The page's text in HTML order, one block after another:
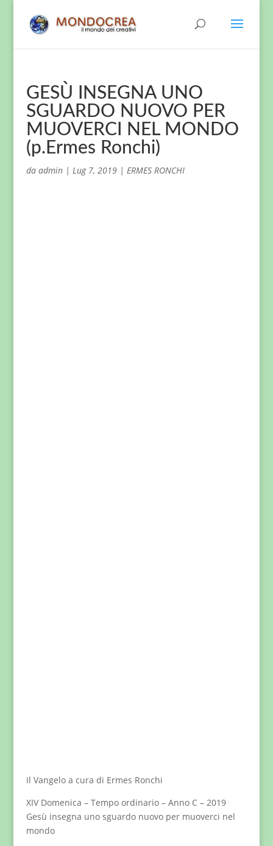
GESÙ INSEGNA UNO
SGUARDO NUOVO PER
MUOVERCI NEL MONDO
(p.Ermes Ronchi)
da admin| Lug 7, 2019| ERMES RONCHI
Il Vangelo a cura di Ermes Ronchi
XIV Domenica – Tempo ordinario – Anno C – 2019
Gesù insegna uno sguardo nuovo per muoverci nel
mondo